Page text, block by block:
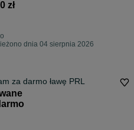
zł
dnia 04 sierpnia 2026
za darmo ławę PRL